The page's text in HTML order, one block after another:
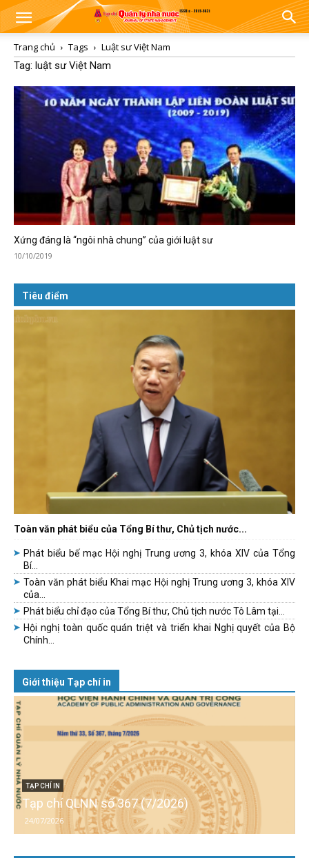
Trang chủ Tags
Luật sư Việt Nam
Tag: luật sư Việt Nam
Xứng đáng là “ngôi nhà chung” của giới luật sư
10/10/2019
Tiêu điểm
Toàn văn phát biểu của Tổng Bí thư, Chủ tịch nước...
Phát biểu bế mạc Hội nghị Trung ương 3, khóa XIV của Tổng
Bí...
Toàn văn phát biểu Khai mạc Hội nghị Trung ương 3, khóa XIV
của...
Phát biểu chỉ đạo của Tổng Bí thư, Chủ tịch nước Tô Lâm tại...
Hội nghị toàn quốc quán triệt và triển khai Nghị quyết của Bộ
Chính...
Giới thiệu Tạp chí in
TẠP CHÍ IN
Tạp chí QLNN số 367 (7/2026)
24/07/2026